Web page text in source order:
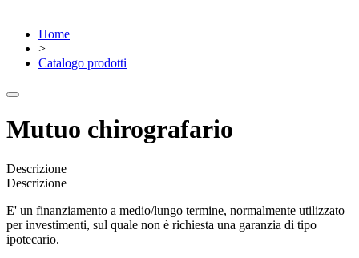
Home
>
Catalogo prodotti
Mutuo chirografario
Descrizione
Descrizione
E' un finanziamento a medio/lungo termine, normalmente utilizzato
per investimenti, sul quale non è richiesta una garanzia di tipo
ipotecario.